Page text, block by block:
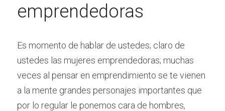
emprendedoras
Es momento de hablar de ustedes; claro de
ustedes las mujeres emprendedoras; muchas
veces al pensar en emprendimiento se te vienen
a la mente grandes personajes importantes que
por lo regular le ponemos cara de hombres,